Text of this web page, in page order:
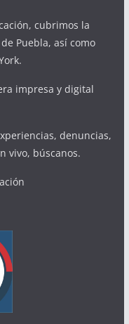
cubrimos la
Puebla, así como
impresa y digital
denuncias,
vivo, búscanos.